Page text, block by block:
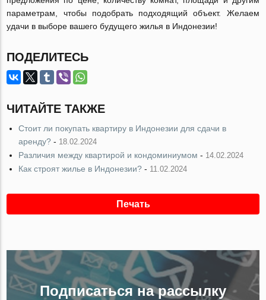
параметрам, чтобы подобрать подходящий объект. Желаем
удачи в выборе вашего будущего жилья в Индонезии!
ПОДЕЛИТЕСЬ
ЧИТАЙТЕ ТАКЖЕ
Стоит ли покупать квартиру в Индонезии для сдачи в
аренду? - 18.02.2024
Различия между квартирой и кондоминиумом - 14.02.2024
Как строят жилье в Индонезии? - 11.02.2024
Печать
Подписаться на рассылку